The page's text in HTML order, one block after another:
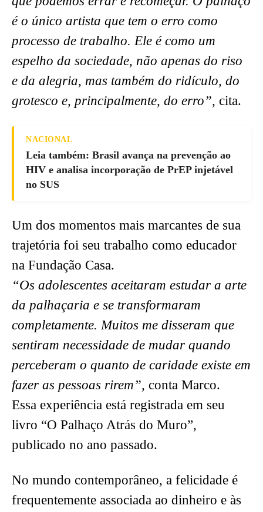
é o único artista que tem o erro como
processo de trabalho. Ele é como um
espelho da sociedade, não apenas do riso
e da alegria, mas também do ridículo, do
grotesco e, principalmente, do erro”, cita.
NACIONAL
Leia também: Brasil avança na prevenção ao
HIV e analisa incorporação de PrEP injetável
no SUS
Um dos momentos mais marcantes de sua
trajetória foi seu trabalho como educador
na Fundação Casa.
“Os adolescentes aceitaram estudar a arte
da palhaçaria e se transformaram
completamente. Muitos me disseram que
sentiram necessidade de mudar quando
perceberam o quanto de caridade existe em
fazer as pessoas rirem”, conta Marco.
Essa experiência está registrada em seu
livro “O Palhaço Atrás do Muro”,
publicado no ano passado.
No mundo contemporâneo, a felicidade é
frequentemente associada ao dinheiro e às